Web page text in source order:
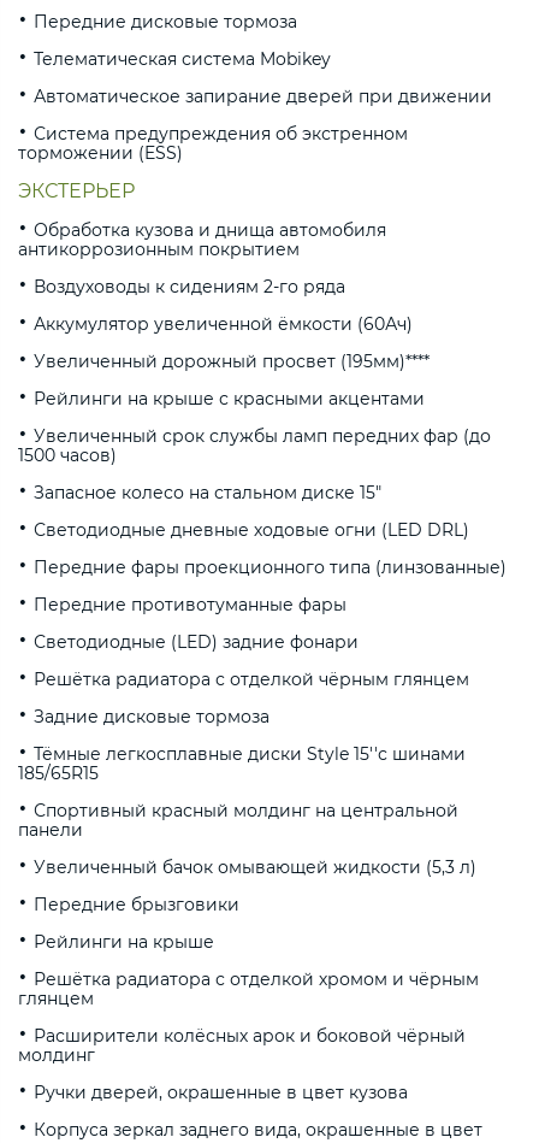
Передние дисковые тормоза
Телематическая система Mobikey
Автоматическое запирание дверей при движении
Система предупреждения об экстренном
торможении (ESS)
ЭКСТЕРЬЕР
Обработка кузова и днища автомобиля
антикоррозионным покрытием
Воздуховоды к сидениям 2-го ряда
Аккумулятор увеличенной ёмкости (60Ач)
Увеличенный дорожный просвет (195мм)****
Рейлинги на крыше с красными акцентами
Увеличенный срок службы ламп передних фар (до
1500 часов)
Запасное колесо на стальном диске 15"
Светодиодные дневные ходовые огни (LED DRL)
Передние фары проекционного типа (линзованные)
Передние противотуманные фары
Светодиодные (LED) задние фонари
Решётка радиатора с отделкой чёрным глянцем
Задние дисковые тормоза
Тёмные легкосплавные диски Style 15''с шинами
185/65R15
Спортивный красный молдинг на центральной
панели
Увеличенный бачок омывающей жидкости (5,3 л)
Передние брызговики
Рейлинги на крыше
Решётка радиатора с отделкой хромом и чёрным
глянцем
Расширители колёсных арок и боковой чёрный
молдинг
Ручки дверей, окрашенные в цвет кузова
Корпуса зеркал заднего вида, окрашенные в цвет